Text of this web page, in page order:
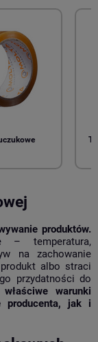
produktów.
– temperatura,
na zachowanie
albo straci
przydatności do
warunki
producenta, jak i